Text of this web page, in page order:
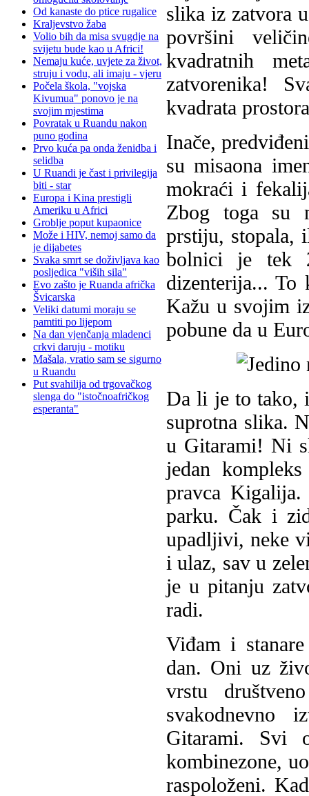
Od kanaste do ptice rugalice
Kraljevstvo žaba
Volio bih da misa svugdje na
svijetu bude kao u Africi!
Nemaju kuće, uvjete za život,
struju i vodu, ali imaju - vjeru
Počela škola, "vojska
Kivumua" ponovo je na
svojim mjestima
Povratak u Ruandu nakon
puno godina
Prvo kuća pa onda ženidba i
selidba
U Ruandi je čast i privilegija
biti - star
Europa i Kina prestigli
Ameriku u Africi
Groblje poput kupaonice
Može i HIV, nemoj samo da
je dijabetes
Svaka smrt se doživljava kao
posljedica "viših sila"
Evo zašto je Ruanda afrička
Švicarska
Veliki datumi moraju se
pamtiti po lijepom
Na dan vjenčanja mladenci
crkvi daruju - motiku
Mašala, vratio sam se sigurno
u Ruandu
Put svahilija od trgovačkog
slenga do "istočnoafričkog
esperanta"
slika iz zatvora
površini
kvadratnih
zatvorenika!
kvadrata
Inače,
su misaona
mokraći i
Zbog toga su
prstiju, stopala,
bolnici je tek
dizenterija...
Kažu u svojim
pobune da u
Da li je to tako,
suprotna slika.
u Gitarami! Ni
jedan
pravca
parku. Čak i
upadljivi, neke
i ulaz, sav u
je u pitanju
radi.
Viđam i
dan. Oni uz
vrstu
svakodnevno
Gitarami. Svi
kombinezone,
raspoloženi.